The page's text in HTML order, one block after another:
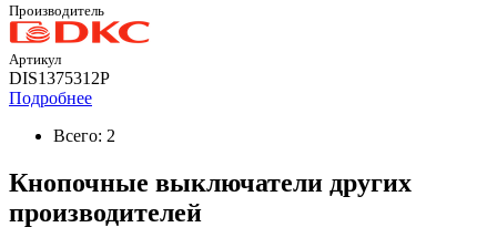
Производитель
Артикул
DIS1375312P
Подробнее
Всего: 2
Кнопочные выключатели других
производителей